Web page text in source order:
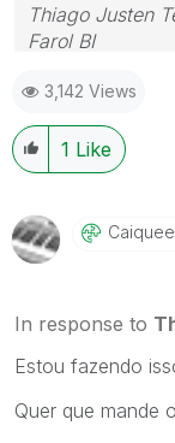
Thiago Justen
Farol BI
Skype:
3,142 Views
1 Like
In response to
Estou fazendo
Quer que mande